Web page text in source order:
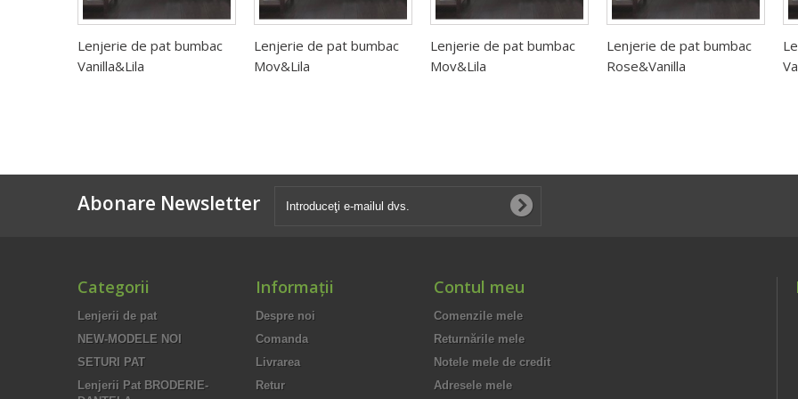
Lenjerie de pat bumbac
Vanilla&Lila
Lenjerie de pat bumbac
Mov&Lila
Lenjerie de pat bumbac
Mov&Lila
Lenjerie de pat bumbac
Rose&Vanilla
Abonare Newsletter
Categorii
Lenjerii de pat
NEW-MODELE NOI
SETURI PAT
Lenjerii Pat BRODERIE-
Informaţii
Despre noi
Comanda
Livrarea
Retur
Contul meu
Comenzile mele
Returnările mele
Notele mele de credit
Adresele mele